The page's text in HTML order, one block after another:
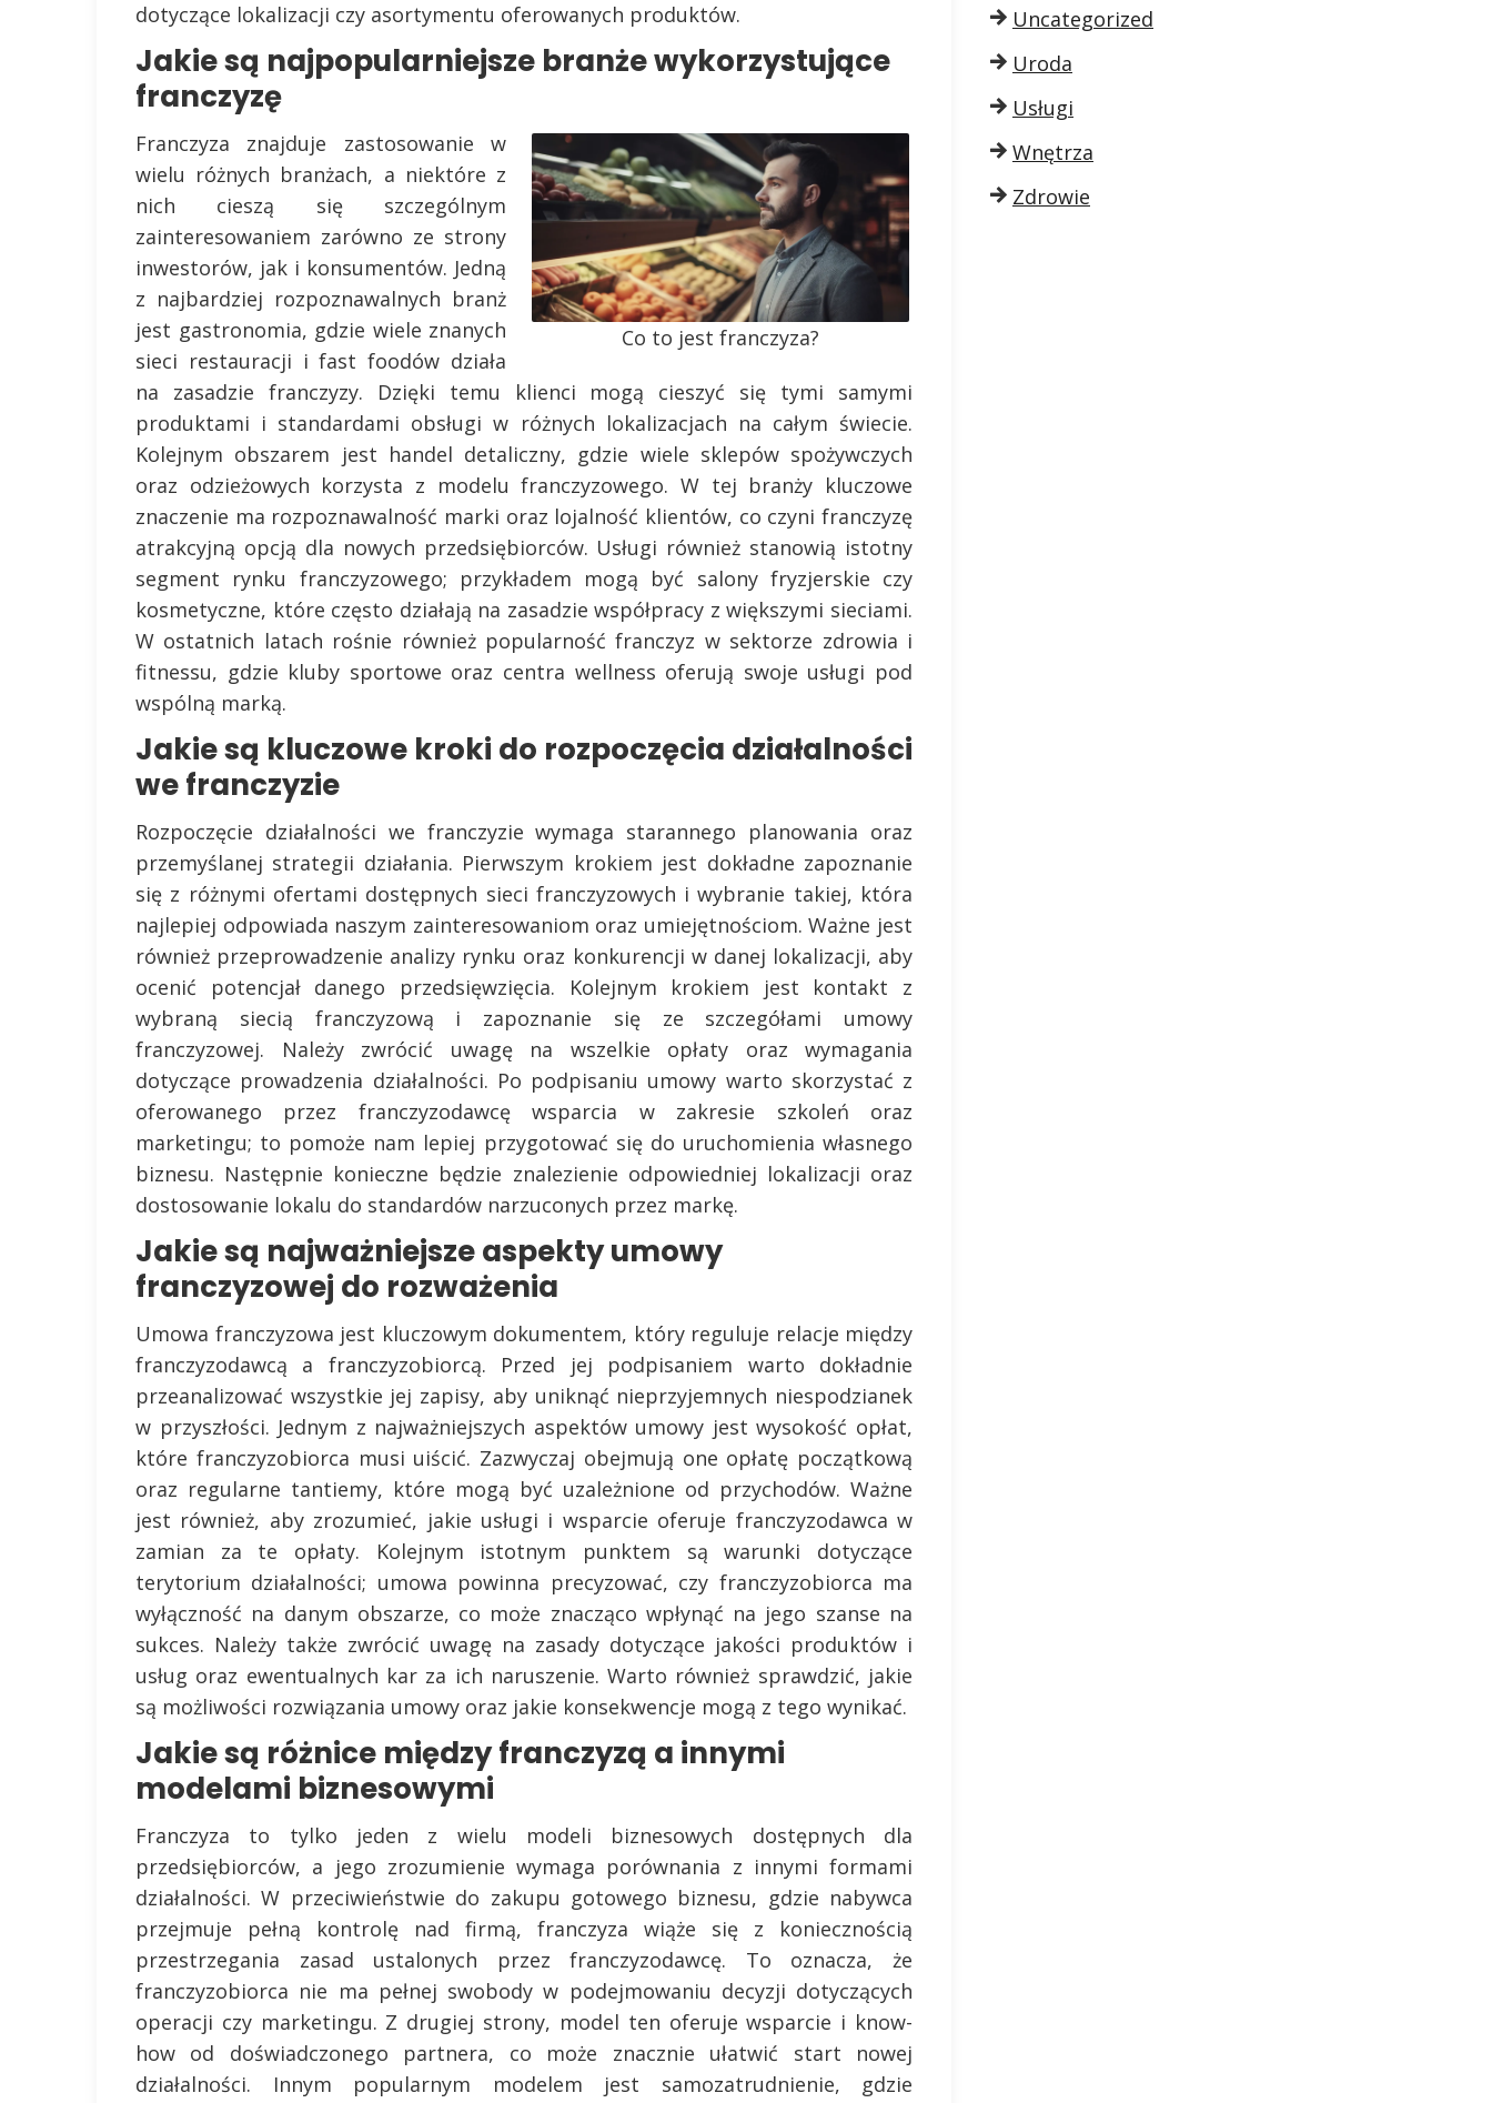
dotyczące lokalizacji czy asortymentu oferowanych produktów.
Jakie są najpopularniejsze branże wykorzystujące
franczyzę
Co to jest franczyza?
Franczyza znajduje zastosowanie w
wielu różnych branżach, a niektóre z
nich cieszą się szczególnym
zainteresowaniem zarówno ze strony
inwestorów, jak i konsumentów. Jedną
z najbardziej rozpoznawalnych branż
jest gastronomia, gdzie wiele znanych
sieci restauracji i fast foodów działa
na zasadzie franczyzy. Dzięki temu klienci mogą cieszyć się tymi samymi
produktami i standardami obsługi w różnych lokalizacjach na całym świecie.
Kolejnym obszarem jest handel detaliczny, gdzie wiele sklepów spożywczych
oraz odzieżowych korzysta z modelu franczyzowego. W tej branży kluczowe
znaczenie ma rozpoznawalność marki oraz lojalność klientów, co czyni franczyzę
atrakcyjną opcją dla nowych przedsiębiorców. Usługi również stanowią istotny
segment rynku franczyzowego; przykładem mogą być salony fryzjerskie czy
kosmetyczne, które często działają na zasadzie współpracy z większymi sieciami.
W ostatnich latach rośnie również popularność franczyz w sektorze zdrowia i
fitnessu, gdzie kluby sportowe oraz centra wellness oferują swoje usługi pod
wspólną marką.
Jakie są kluczowe kroki do rozpoczęcia działalności
we franczyzie
Rozpoczęcie działalności we franczyzie wymaga starannego planowania oraz
przemyślanej strategii działania. Pierwszym krokiem jest dokładne zapoznanie
się z różnymi ofertami dostępnych sieci franczyzowych i wybranie takiej, która
najlepiej odpowiada naszym zainteresowaniom oraz umiejętnościom. Ważne jest
również przeprowadzenie analizy rynku oraz konkurencji w danej lokalizacji, aby
ocenić potencjał danego przedsięwzięcia. Kolejnym krokiem jest kontakt z
wybraną siecią franczyzową i zapoznanie się ze szczegółami umowy
franczyzowej. Należy zwrócić uwagę na wszelkie opłaty oraz wymagania
dotyczące prowadzenia działalności. Po podpisaniu umowy warto skorzystać z
oferowanego przez franczyzodawcę wsparcia w zakresie szkoleń oraz
marketingu; to pomoże nam lepiej przygotować się do uruchomienia własnego
biznesu. Następnie konieczne będzie znalezienie odpowiedniej lokalizacji oraz
dostosowanie lokalu do standardów narzuconych przez markę.
Jakie są najważniejsze aspekty umowy
franczyzowej do rozważenia
Umowa franczyzowa jest kluczowym dokumentem, który reguluje relacje między
franczyzodawcą a franczyzobiorcą. Przed jej podpisaniem warto dokładnie
przeanalizować wszystkie jej zapisy, aby uniknąć nieprzyjemnych niespodzianek
w przyszłości. Jednym z najważniejszych aspektów umowy jest wysokość opłat,
które franczyzobiorca musi uiścić. Zazwyczaj obejmują one opłatę początkową
oraz regularne tantiemy, które mogą być uzależnione od przychodów. Ważne
jest również, aby zrozumieć, jakie usługi i wsparcie oferuje franczyzodawca w
zamian za te opłaty. Kolejnym istotnym punktem są warunki dotyczące
terytorium działalności; umowa powinna precyzować, czy franczyzobiorca ma
wyłączność na danym obszarze, co może znacząco wpłynąć na jego szanse na
sukces. Należy także zwrócić uwagę na zasady dotyczące jakości produktów i
usług oraz ewentualnych kar za ich naruszenie. Warto również sprawdzić, jakie
są możliwości rozwiązania umowy oraz jakie konsekwencje mogą z tego wynikać.
Jakie są różnice między franczyzą a innymi
modelami biznesowymi
Franczyza to tylko jeden z wielu modeli biznesowych dostępnych dla
przedsiębiorców, a jego zrozumienie wymaga porównania z innymi formami
działalności. W przeciwieństwie do zakupu gotowego biznesu, gdzie nabywca
przejmuje pełną kontrolę nad firmą, franczyza wiąże się z koniecznością
przestrzegania zasad ustalonych przez franczyzodawcę. To oznacza, że
franczyzobiorca nie ma pełnej swobody w podejmowaniu decyzji dotyczących
operacji czy marketingu. Z drugiej strony, model ten oferuje wsparcie i know-
how od doświadczonego partnera, co może znacznie ułatwić start nowej
działalności. Innym popularnym modelem jest samozatrudnienie, gdzie
Uncategorized
Uroda
Usługi
Wnętrza
Zdrowie